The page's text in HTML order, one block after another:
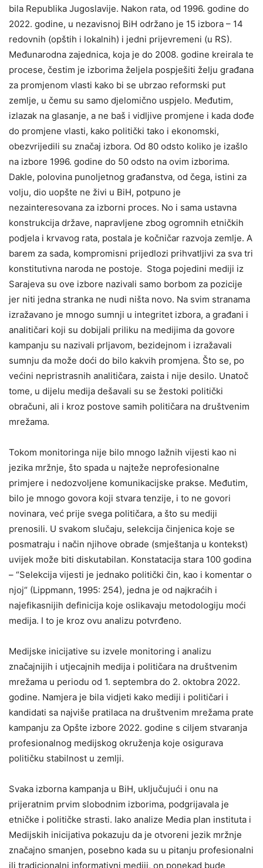
bila Republika Jugoslavije. Nakon rata, od 1996. godine do
2022. godine, u nezavisnoj BiH održano je 15 izbora – 14
redovnih (opštih i lokalnih) i jedni prijevremeni (u RS).
Međunarodna zajednica, koja je do 2008. godine kreirala te
procese, čestim je izborima željela pospješiti želju građana
za promjenom vlasti kako bi se ubrzao reformski put
zemlje, u čemu su samo djelomično uspjelo. Međutim,
izlazak na glasanje, a ne baš i vidljive promjene i kada dođe
do promjene vlasti, kako politički tako i ekonomski,
obezvrijedili su značaj izbora. Od 80 odsto koliko je izašlo
na izbore 1996. godine do 50 odsto na ovim izborima.
Dakle, polovina punoljetnog građanstva, od čega, istini za
volju, dio uopšte ne živi u BiH, potpuno je
nezainteresovana za izborni proces. No i sama ustavna
konstrukcija države, napravljene zbog ogromnih etničkih
podjela i krvavog rata, postala je kočničar razvoja zemlje. A
barem za sada, kompromisni prijedlozi prihvatljivi za sva tri
konstitutivna naroda ne postoje. Stoga pojedini mediji iz
Sarajeva su ove izbore nazivali samo borbom za pozicije
jer niti jedna stranka ne nudi ništa novo. Na svim stranama
izražavano je mnogo sumnji u integritet izbora, a građani i
analitičari koji su dobijali priliku na medijima da govore
kampanju su nazivali prljavom, bezidejnom i izražavali
sumnju da može doći do bilo kakvih promjena. Što se, po
većini nepristrasnih analitičara, zaista i nije desilo. Unatoč
tome, u dijelu medija dešavali su se žestoki politički
obračuni, ali i kroz postove samih političara na društvenim
mrežama.
Tokom monitoringa nije bilo mnogo lažnih vijesti kao ni
jezika mržnje, što spada u najteže neprofesionalne
primjere i nedozvoljene komunikacijske prakse. Međutim,
bilo je mnogo govora koji stvara tenzije, i to ne govori
novinara, već prije svega političara, a što su mediji
prenosili. U svakom slučaju, selekcija činjenica koje se
posmatraju i način njihove obrade (smještanja u kontekst)
uvijek može biti diskutabilan. Konstatacija stara 100 godina
– “Selekcija vijesti je jednako politički čin, kao i komentar o
njoj“ (Lippmann, 1995: 254), jedna je od najkraćih i
najefikasnijih definicija koje oslikavaju metodologiju moći
medija. I to je kroz ovu analizu potvrđeno.
Medijske inicijative su izvele monitoring i analizu
značajnijih i utjecajnih medija i političara na društvenim
mrežama u periodu od 1. septembra do 2. oktobra 2022.
godine. Namjera je bila vidjeti kako mediji i političari i
kandidati sa najviše pratilaca na društvenim mrežama prate
kampanju za Opšte izbore 2022. godine s ciljem stvaranja
profesionalnog medijskog okruženja koje osigurava
političku stabilnost u zemlji.
Svaka izborna kampanja u BiH, uključujući i onu na
prijeratnim prvim slobodnim izborima, podgrijavala je
etničke i političke strasti. Iako analize Media plan instituta i
Medijskih inicijativa pokazuju da je otvoreni jezik mržnje
značajno smanjen, posebno kada su u pitanju profesionalni
ili tradicionalni informativni mediji, on ponekad bude